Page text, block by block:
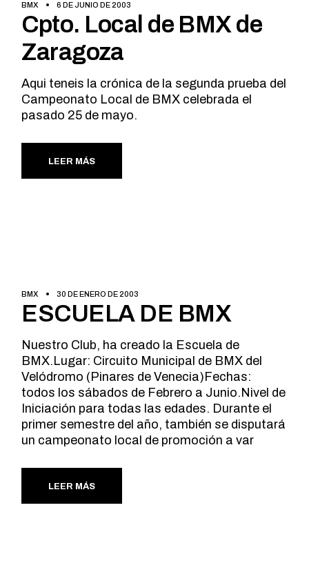
BMX 6 DE JUNIO DE 2003
Cpto. Local de BMX de
Zaragoza
Aqui teneis la crónica de la segunda prueba del
Campeonato Local de BMX celebrada el
pasado 25 de mayo.
LEER MÁS
BMX 30 DE ENERO DE 2003
ESCUELA DE BMX
Nuestro Club, ha creado la Escuela de
BMX.Lugar: Circuito Municipal de BMX del
Velódromo (Pinares de Venecia)Fechas:
todos los sábados de Febrero a Junio.Nivel de
Iniciación para todas las edades. Durante el
primer semestre del año, también se disputará
un campeonato local de promoción a var
LEER MÁS